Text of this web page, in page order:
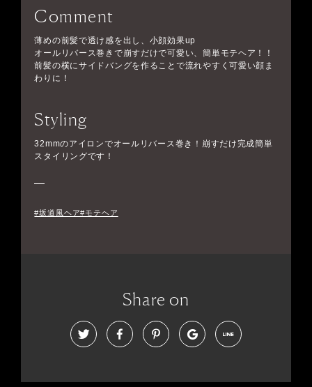
Comment
薄めの前髪で透け感を出し、小顔効果up
オールリバース巻きで崩すだけで可愛い、簡単モテヘア！！
前髪の横にサイドバングを作ることで流れやすく可愛い顔ま
わりに！
Styling
32mmのアイロンでオールリバース巻き！崩すだけ完成簡単
スタイリングです！
#坂道風ヘア#モテヘア
Share on